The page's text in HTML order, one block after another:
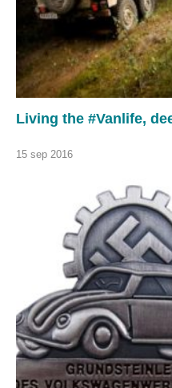
Living the #Vanlife,
15 sep 2016